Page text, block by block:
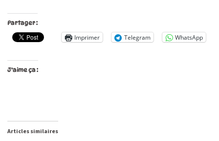
Partager :
Imprimer Telegram WhatsApp
J’aime ça :
Articles similaires